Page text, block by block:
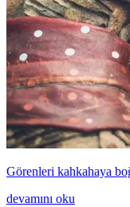
Görenleri kahkahaya
devamını oku